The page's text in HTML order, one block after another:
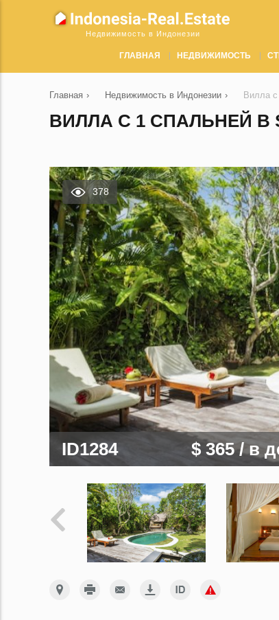
Недвижимость в Индонезии
ГЛАВНАЯ НЕДВИЖИМОСТЬ
Главная › Недвижимость в Индонезии › Вилла
ВИЛЛА С 1 СПАЛЬНЕЙ В
378
ID1284 $ 365/ в